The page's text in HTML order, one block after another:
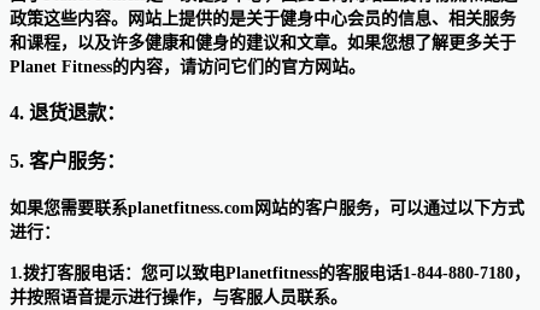
政策这些内容。网站上提供的是关于健身中心会员的信息、相关服务
和课程，以及许多健康和健身的建议和文章。如果您想了解更多关于
Planet Fitness的内容，请访问它们的官方网站。
4. 退货退款：
5. 客户服务：
如果您需要联系planetfitness.com网站的客户服务，可以通过以下方式
进行：
1.拨打客服电话：您可以致电Planetfitness的客服电话1-844-880-7180，
并按照语音提示进行操作，与客服人员联系。